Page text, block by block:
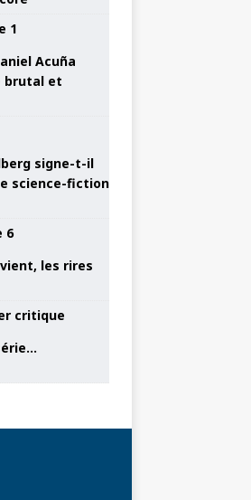
Acuña
brutal et
signe-t-il
science-fiction
les rires